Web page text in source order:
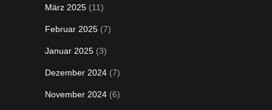
März 2025 (11)
Februar 2025 (7)
Januar 2025 (3)
Dezember 2024 (7)
November 2024 (6)